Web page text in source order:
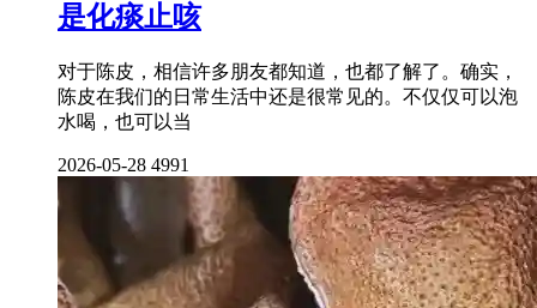
是化痰止咳
对于陈皮，相信许多朋友都知道，也都了解了。确实，
陈皮在我们的日常生活中还是很常见的。不仅仅可以泡
水喝，也可以当
2026-05-28 4991